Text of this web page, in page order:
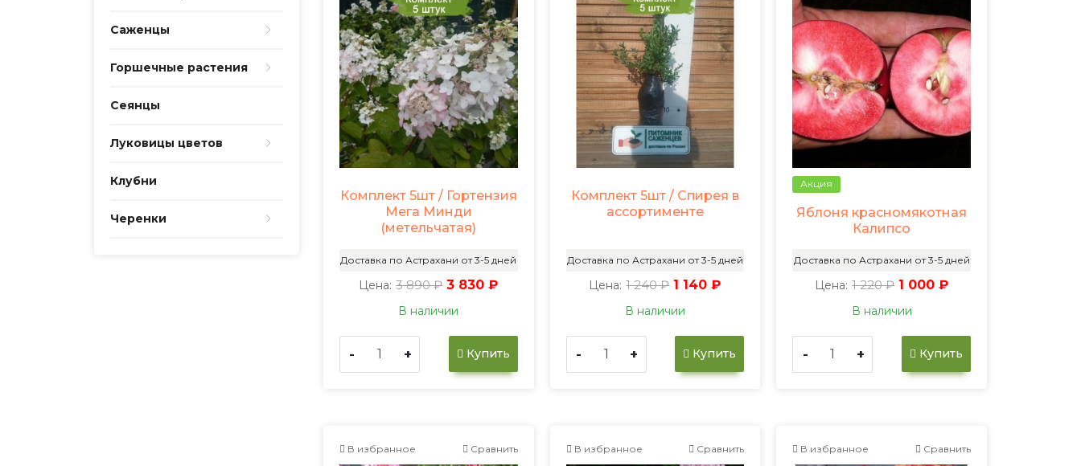
Саженцы
Горшечные растения
Сеянцы
Луковицы цветов
Клубни
Черенки
Комплект 5шт / Гортензия
Мега Минди
(метельчатая)
Доставка по Астрахани от 3-5 дней
Цена: 3 890 ₽ 3 830 ₽
В наличии
- + Купить
Комплект 5шт / Спирея в
ассортименте
Доставка по Астрахани от 3-5 дней
Цена: 1 240 ₽ 1 140 ₽
В наличии
- + Купить
Акция
Яблоня красномякотная
Калипсо
Доставка по Астрахани от 3-5 дней
Цена: 1 220 ₽ 1 000 ₽
В наличии
- + Купить
В избранное Сравнить В избранное Сравнить В избранное Сравнить